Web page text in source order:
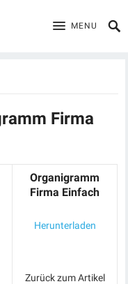
MENU
Firma
Organigramm
Firma Einfach
Herunterladen
Zurück zum Artikel